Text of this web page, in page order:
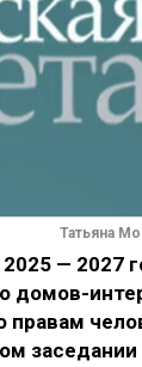
Татьяна
— 2027
домов-